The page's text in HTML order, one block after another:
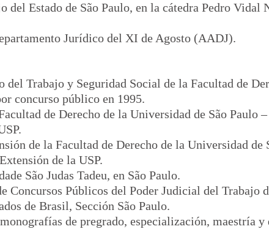
Estado de São Paulo, en la cátedra Pedro Vidal
Jurídico del XI de Agosto (AADJ).
Trabajo y Seguridad Social de la Facultad de
concurso público en 1995.
de Derecho de la Universidad de São Paulo
de la Facultad de Derecho de la Universidad de
de la USP.
São Judas Tadeu, en São Paulo.
Públicos del Poder Judicial del Trabajo
de Brasil, Sección São Paulo.
de pregrado, especialización, maestría y